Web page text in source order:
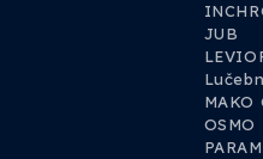
JUB
MAKO
OSMO